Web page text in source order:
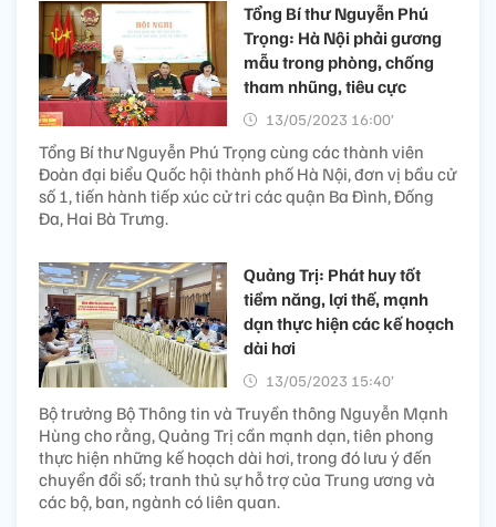
Tổng Bí thư Nguyễn Phú
Trọng: Hà Nội phải gương
mẫu trong phòng, chống
tham nhũng, tiêu cực
13/05/2023 16:00’
Tổng Bí thư Nguyễn Phú Trọng cùng các thành viên
Đoàn đại biểu Quốc hội thành phố Hà Nội, đơn vị bầu cử
số 1, tiến hành tiếp xúc cử tri các quận Ba Đình, Đống
Đa, Hai Bà Trưng.
Quảng Trị: Phát huy tốt
tiềm năng, lợi thế, mạnh
dạn thực hiện các kế hoạch
dài hơi
13/05/2023 15:40’
Bộ trưởng Bộ Thông tin và Truyền thông Nguyễn Mạnh
Hùng cho rằng, Quảng Trị cần mạnh dạn, tiên phong
thực hiện những kế hoạch dài hơi, trong đó lưu ý đến
chuyển đổi số; tranh thủ sự hỗ trợ của Trung ương và
các bộ, ban, ngành có liên quan.